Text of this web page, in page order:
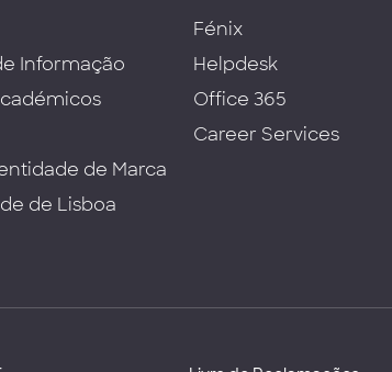
Informação
de Marca
de Lisboa
Fénix
Helpdesk
Office 365
Career Services